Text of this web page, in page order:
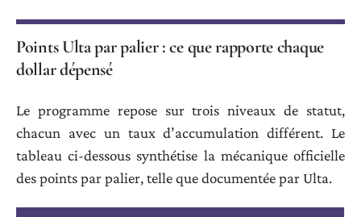
Points Ulta par palier : ce que rapporte chaque
dollar dépensé
Le programme repose sur trois niveaux de statut,
chacun avec un taux d’accumulation différent. Le
tableau ci-dessous synthétise la mécanique officielle
des points par palier, telle que documentée par Ulta.